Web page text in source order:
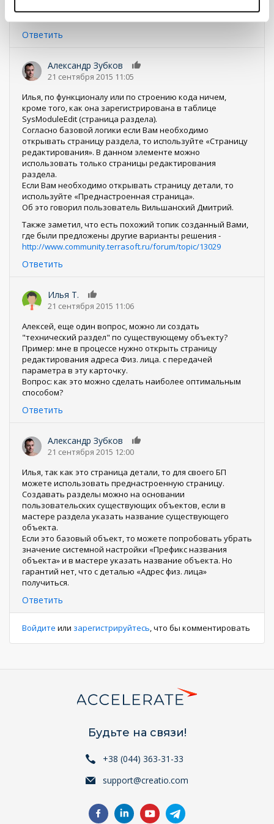
Ответить
Александр Зубков
21 сентября 2015 11:05
Илья, по функционалу или по строению кода ничем,
кроме того, как она зарегистрирована в таблице
SysModuleEdit (страница раздела).
Согласно базовой логики если Вам необходимо
открывать страницу раздела, то используйте «Страницу
редактирования». В данном элементе можно
использовать только страницы редактирования
раздела.
Если Вам необходимо открывать страницу детали, то
используйте «Преднастроенная страница».
Об это говорил пользователь Вильшанский Дмитрий.
Также заметил, что есть похожий топик созданный Вами,
где были предложены другие варианты решения -
http://www.community.terrasoft.ru/forum/topic/13029
Ответить
Илья Т.
21 сентября 2015 11:06
Алексей, еще один вопрос, можно ли создать
"технический раздел" по существующему объекту?
Пример: мне в процессе нужно открыть страницу
редактирования адреса Физ. лица. с передачей
параметра в эту карточку.
Вопрос: как это можно сделать наиболее оптимальным
способом?
Ответить
Александр Зубков
21 сентября 2015 12:00
Илья, так как это страница детали, то для своего БП
можете использовать преднастроенную страницу.
Создавать разделы можно на основании
пользовательских существующих объектов, если в
мастере раздела указать название существующего
объекта.
Если это базовый объект, то можете попробовать убрать
значение системной настройки «Префикс названия
объекта» и в мастере указать название объекта. Но
гарантий нет, что с деталью «Адрес физ. лица»
получиться.
Ответить
Войдите или зарегистрируйтесь, что бы комментировать
Будьте на связи!
+38 (044) 363-31-33
support@creatio.com